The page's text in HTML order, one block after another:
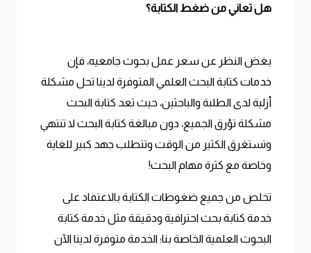
هل تعاني من ضغط الكتابة؟
بغض النظر عن سعر عمل بحوث جامعيه، فإن
خدمات كتابة البحث العلمي المتوفرة لدينا تحل مشكلة
أزلية لدى الطلبة والباحثين، حيث تعد كتابة البحث
مشكلة تؤرق الجميع، دون مبالغة كتابة البحث لا تنتهي
وتستغرق الكثير من الوقت وتتطلب جهد كبير للغاية
وخاصة مع كثرة مهام البحث!
تخلص من جميع ضغوطات الكتابة بالاعتماد على
خدمة كتابة بحث احترافية ودقيقة مثل خدمة كتابة
البحوث العلمية الخاصة بنا؛ الخدمة متوفرة لدينا الآن